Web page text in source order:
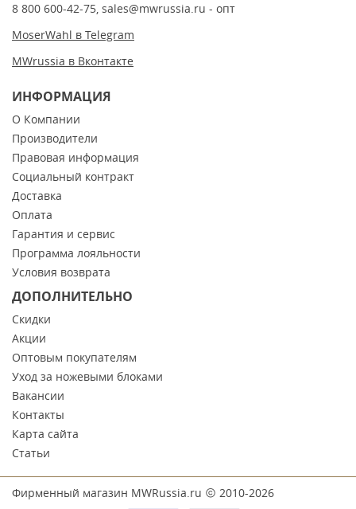
8 800 600-42-75, sales@mwrussia.ru - опт
MoserWahl в Telegram
MWrussia в Вконтакте
ИНФОРМАЦИЯ
О Компании
Производители
Правовая информация
Социальный контракт
Доставка
Оплата
Гарантия и сервис
Программа лояльности
Условия возврата
ДОПОЛНИТЕЛЬНО
Скидки
Акции
Оптовым покупателям
Уход за ножевыми блоками
Вакансии
Контакты
Карта сайта
Статьи
Фирменный магазин MWRussia.ru 2010-2026